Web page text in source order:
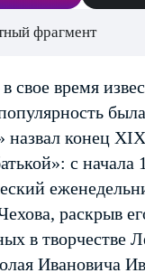
фрагмент
время
назвал конец
с начала
раскрыв
в творчестве
Ивановича